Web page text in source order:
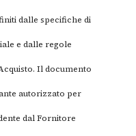
dalle specifiche di
e dalle regole
Il documento
autorizzato per
dal Fornitore